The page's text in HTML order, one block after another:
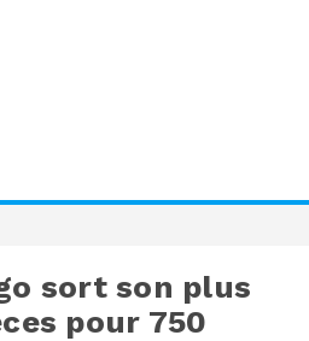
sort son plus
pour 750